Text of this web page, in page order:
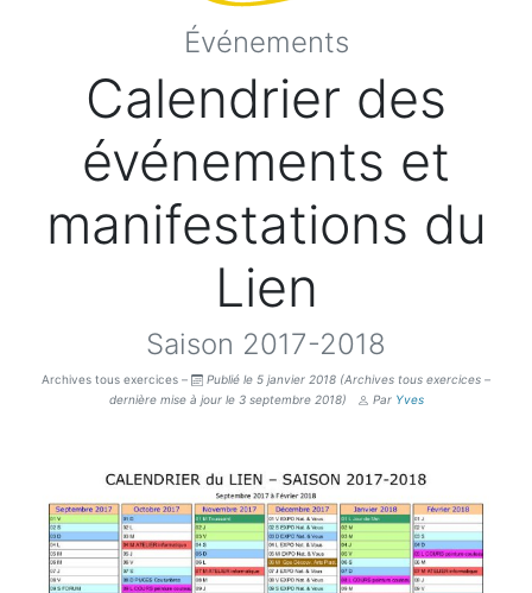
Événements
Calendrier des
événements et
manifestations du
Lien
Saison 2017-2018
Archives tous exercices – Publié le 5 janvier 2018 (Archives tous exercices –
dernière mise à jour le 3 septembre 2018)
Par Yves